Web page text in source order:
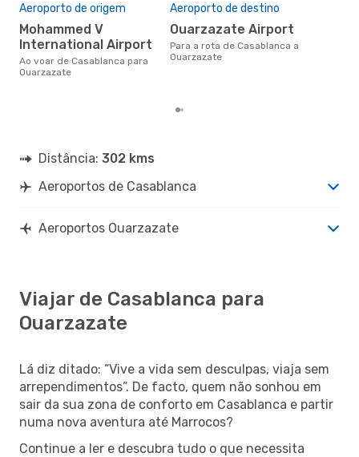
Aeroporto de origem
Mohammed V
International Airport
Ao voar de Casablanca para
Ouarzazate
Aeroporto de destino
Ouarzazate Airport
Para a rota de Casablanca a
Ouarzazate
Distância: 302 kms
Aeroportos de Casablanca
Aeroportos Ouarzazate
Viajar de Casablanca para
Ouarzazate
Lá diz ditado: “Vive a vida sem desculpas, viaja sem
arrependimentos”. De facto, quem não sonhou em
sair da sua zona de conforto em Casablanca e partir
numa nova aventura até Marrocos?
Continue a ler e descubra tudo o que necessita